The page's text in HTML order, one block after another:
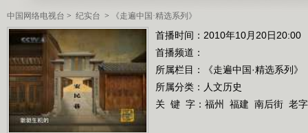
中国网络电视台 > 纪实台 > 《走遍中国·精选系列》
首播时间：2010年10月20日20:00
首播频道：
所属栏目：
《走遍中国·精选系列》
所属分类：人文历史
关 键 字： 福州 福建 南后街 老